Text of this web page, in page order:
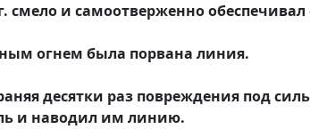
смело и самоотверженно
огнем была порвана линия.
десятки раз повреждения под
и наводил им линию.